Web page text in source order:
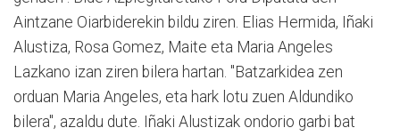
Aintzane Oiarbiderekin bildu ziren. Elias Hermida, Iñaki
Alustiza, Rosa Gomez, Maite eta Maria Angeles
Lazkano izan ziren bilera hartan. "Batzarkidea zen
orduan Maria Angeles, eta hark lotu zuen Aldundiko
bilera", azaldu dute. Iñaki Alustizak ondorio garbi bat